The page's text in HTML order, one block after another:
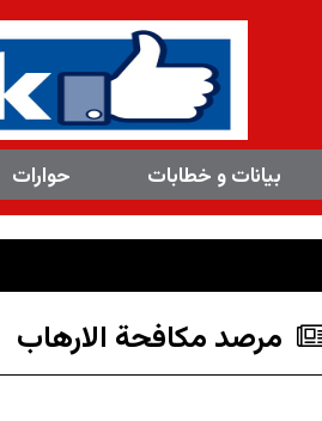
بیانات و خطابات حوارات
مرصد مكافحة الارهاب